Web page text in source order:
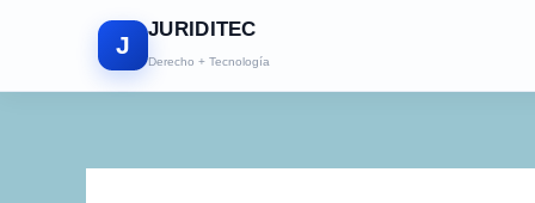
J
JURIDITEC
Derecho + Tecnología